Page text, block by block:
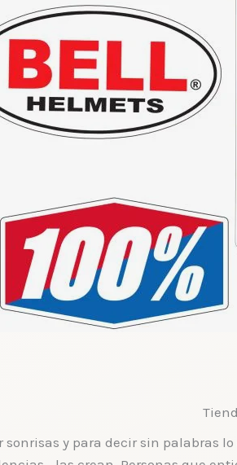
y para decir sin palabras lo